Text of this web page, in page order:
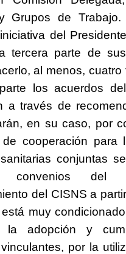
Grupos de
del
tercera parte de
al menos, cuatro
los acuerdos
a través de
en su caso, por
de cooperación para
conjuntas
convenios del
del CISNS a
muy
la adopción y
por la